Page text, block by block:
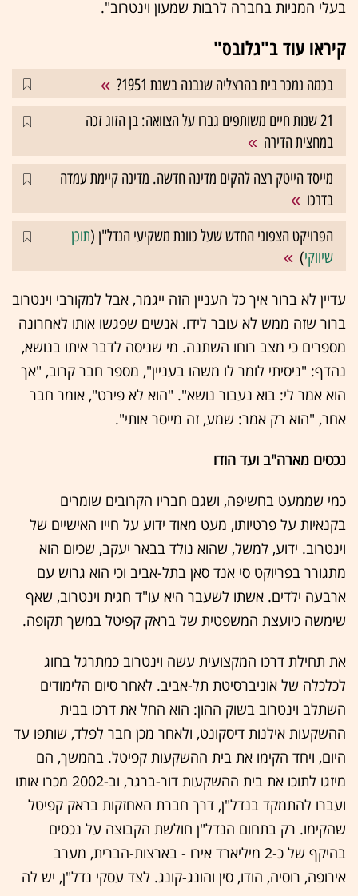
בעלי המניות בחברה לרבות שמעון וינטרוב".
קיראו עוד ב"גלובס"
בכמה נמכר בית בהרצליה שנבנה בשנת 1951?
21 שנות חיים משותפים גברו על הצוואה: בן הזוג זכה
במחצית הדירה
מייסד הייטק רצה להקים מדינה חדשה. מדינה קיימת עמדה
בדרכו
הפרויקט הצפוני החדש שעל כוונת משקיעי הנדל"ן (תוכן
שיווקי)
עדיין לא ברור איך כל העניין הזה ייגמר, אבל למקורבי וינטרוב
ברור שזה ממש לא עובר לידו. אנשים שפגשו אותו לאחרונה
מספרים כי מצב רוחו השתנה. מי שניסה לדבר איתו בנושא,
נהדף: "ניסיתי לומר לו משהו בעניין", מספר חבר קרוב, "אך
הוא אמר לי: בוא נעבור נושא". "הוא לא פירט", אומר חבר
אחר, "הוא רק אמר: שמע, זה מייסר אותי".
נכסים מארה"ב ועד הודו
כמי שממעט בחשיפה, ושגם חבריו הקרובים שומרים
בקנאיות על פרטיותו, מעט מאוד ידוע על חייו האישיים של
וינטרוב. ידוע, למשל, שהוא נולד בבאר יעקב, שכיום הוא
מתגורר בפריוקט סי אנד סאן בתל-אביב וכי הוא גרוש עם
ארבעה ילדים. אשתו לשעבר היא עו"ד חגית וינטרוב, שאף
שימשה כיועצת המשפטית של בראק קפיטל במשך תקופה.
את תחילת דרכו המקצועית עשה וינטרוב כמתרגל בחוג
לכלכלה של אוניברסיטת תל-אביב. לאחר סיום הלימודים
השתלב וינטרוב בשוק ההון: הוא החל את דרכו בבית
ההשקעות אילנות דיסקונט, ולאחר מכן חבר לפלד, שותפו עד
היום, ויחד הקימו את בית ההשקעות קפיטל. בהמשך, הם
מיזגו לתוכו את בית ההשקעות דור-ברגר, וב-2002 מכרו אותו
ועברו להתמקד בנדל"ן, דרך חברת האחזקות בראק קפיטל
שהקימו. רק בתחום הנדל"ן חולשת הקבוצה על נכסים
בהיקף של כ-2 מיליארד אירו - בארצות-הברית, מערב
אירופה, רוסיה, הודו, סין והונג-קונג. לצד עסקי נדל"ן, יש לה